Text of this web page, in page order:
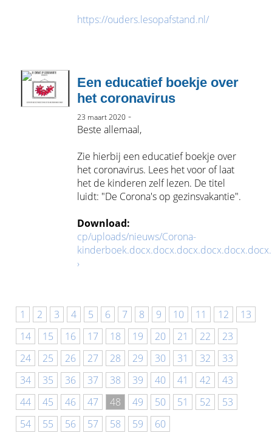
https://ouders.lesopafstand.nl/
Een educatief boekje over
het coronavirus
23 maart 2020 -
Beste allemaal,
Zie hierbij een educatief boekje over
het coronavirus. Lees het voor of laat
het de kinderen zelf lezen. De titel
luidt: "De Corona's op gezinsvakantie".
Download:
cp/uploads/nieuws/Corona-
›
1 2 3 4 5 6 7 8 9 10 11 12
13
14
15 16 17 18 19 20 21 22
23
24
25 26 27 28 29 30 31 32
33
34
35 36 37 38 39 40 41 42
43
44
45 46 47 48 49 50 51 52
53
54
55 56 57 58 59 60